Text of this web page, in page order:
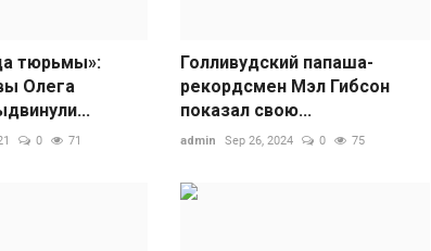
тюрьмы»:
Олега
0 71
Голливудский папаша-
рекордсмен Мэл Гибсон
показал свою...
admin Sep 26, 2024 0 75